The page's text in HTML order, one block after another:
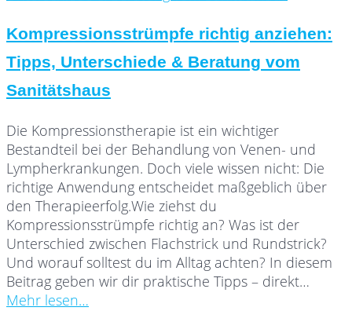
Kompressionsstrümpfe richtig anziehen:
Tipps, Unterschiede & Beratung vom
Sanitätshaus
Die Kompressionstherapie ist ein wichtiger
Bestandteil bei der Behandlung von Venen- und
Lympherkrankungen. Doch viele wissen nicht: Die
richtige Anwendung entscheidet maßgeblich über
den Therapieerfolg.Wie ziehst du
Kompressionsstrümpfe richtig an? Was ist der
Unterschied zwischen Flachstrick und Rundstrick?
Und worauf solltest du im Alltag achten? In diesem
Beitrag geben wir dir praktische Tipps – direkt…
Mehr lesen…